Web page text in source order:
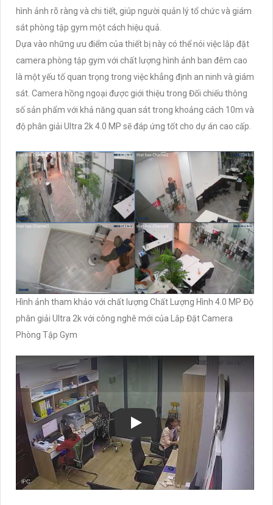
hình ảnh rõ ràng và chi tiết, giúp người quản lý tổ chức và giám
sát phòng tập gym một cách hiệu quả.
Dựa vào những ưu điểm của thiết bị này có thể nói việc lắp đặt
camera phòng tập gym với chất lượng hình ảnh ban đêm cao
là một yếu tố quan trọng trong việc khẳng định an ninh và giám
sát. Camera hồng ngoại được giới thiệu trong Đối chiếu thông
số sản phẩm với khả năng quan sát trong khoảng cách 10m và
độ phân giải Ultra 2k 4.0 MP sẽ đáp ứng tốt cho dự án cao cấp.
Hình ảnh tham khảo với chất lượng Chất Lượng Hình 4.0 MP Độ
phân giải Ultra 2k với công nghê mới của Lắp Đặt Camera
Phòng Tập Gym